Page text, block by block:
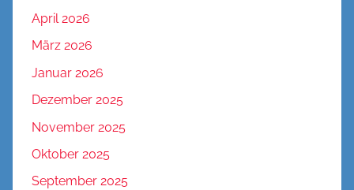
April 2026
März 2026
Januar 2026
Dezember 2025
November 2025
Oktober 2025
September 2025